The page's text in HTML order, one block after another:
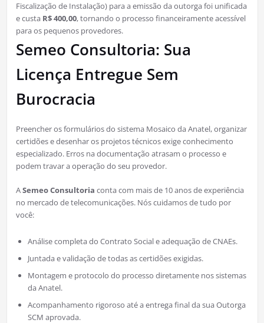
Fiscalização de Instalação) para a emissão da outorga foi unificada
e custa R$ 400,00, tornando o processo financeiramente acessível
para os pequenos provedores.
Semeo Consultoria: Sua
Licença Entregue Sem
Burocracia
Preencher os formulários do sistema Mosaico da Anatel, organizar
certidões e desenhar os projetos técnicos exige conhecimento
especializado. Erros na documentação atrasam o processo e
podem travar a operação do seu provedor.
ASemeo Consultoria conta com mais de 10 anos de experiência
no mercado de telecomunicações. Nós cuidamos de tudo por
você:
Análise completa do Contrato Social e adequação de CNAEs.
Juntada e validação de todas as certidões exigidas.
Montagem e protocolo do processo diretamente nos sistemas
da Anatel.
Acompanhamento rigoroso até a entrega final da sua Outorga
SCM aprovada.